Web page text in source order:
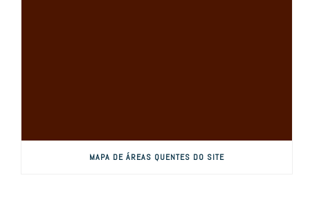
MAPA DE ÁREAS QUENTES DO SITE